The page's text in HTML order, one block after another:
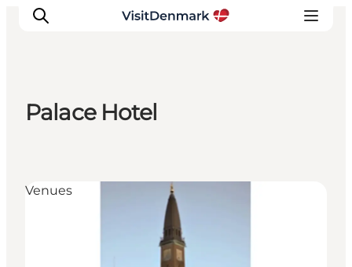
Cosa fare
Dove dormire
Pianifica il viaggio
Palace Hotel
Venues